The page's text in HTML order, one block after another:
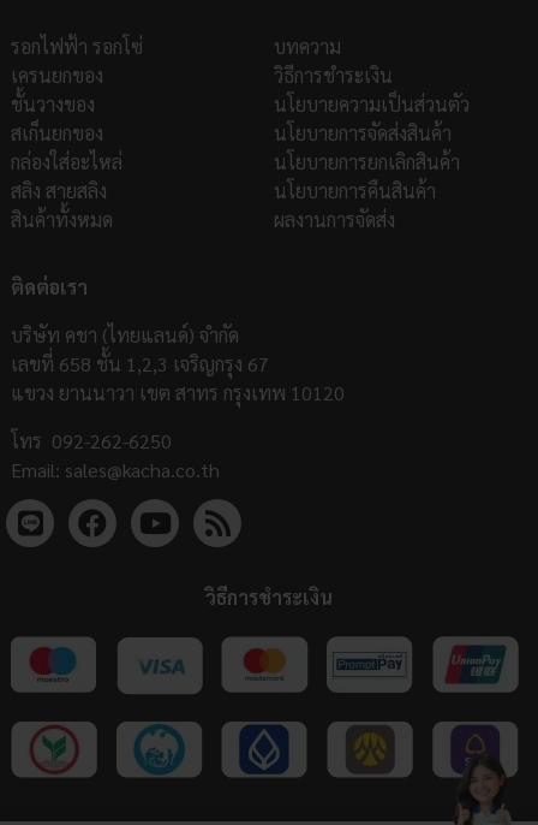
รอกไฟฟ้า รอกโซ่
เครนยกของ
ชั้นวางของ
สเก็นยกของ
กล่องใส่อะไหล่
สลิง สายสลิง
สินค้าทั้งหมด
บทความ
วิธีการชำระเงิน
นโยบายความเป็นส่วนตัว
นโยบายการจัดส่งสินค้า
นโยบายการยกเลิกสินค้า
นโยบายการคืนสินค้า
ผลงานการจัดส่ง
ติดต่อเรา
บริษัท คชา (ไทยแลนด์) จำกัด
เลขที่ 658 ชั้น 1,2,3 เจริญกรุง 67
แขวง ยานนาวา เขต สาทร กรุงเทพ 10120
โทร 092-262-6250
Email: sales@kacha.co.th
วิธีการชำระเงิน